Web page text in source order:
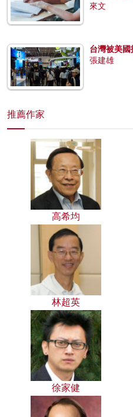
來文
台灣被美國
張建雄
推薦作家
高希均
林超英
徐家健